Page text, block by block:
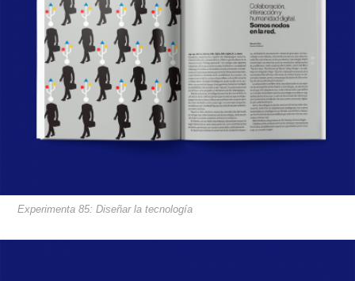
Experimenta 85: Diseñar la tecnología